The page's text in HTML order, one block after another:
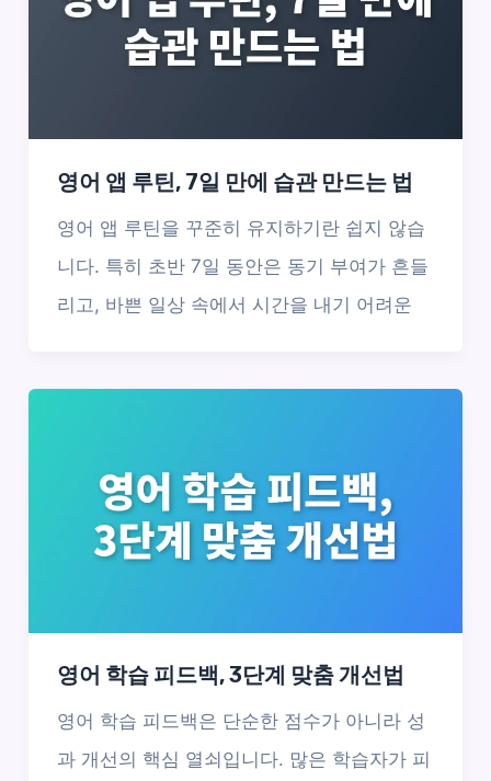
영어 앱 루틴, 7일 만에 습관 만드는 법
영어 앱 루틴을 꾸준히 유지하기란 쉽지 않습
니다. 특히 초반 7일 동안은 동기 부여가 흔들
리고, 바쁜 일상 속에서 시간을 내기 어려운
영어 학습 피드백, 3단계 맞춤 개선법
영어 학습 피드백은 단순한 점수가 아니라 성
과 개선의 핵심 열쇠입니다. 많은 학습자가 피